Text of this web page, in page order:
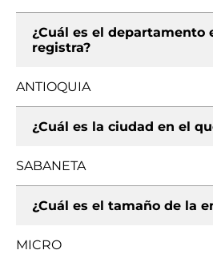
¿Cuál es el departamento
registra?
ANTIOQUIA
¿Cuál es la ciudad en el
SABANETA
¿Cuál es el tamaño de la
MICRO